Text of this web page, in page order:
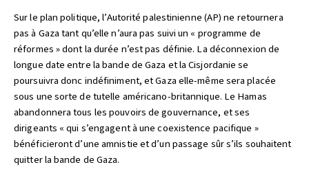
Sur le plan politique, l’Autorité palestinienne (AP) ne retournera
pas à Gaza tant qu’elle n’aura pas suivi un « programme de
réformes » dont la durée n’est pas définie. La déconnexion de
longue date entre la bande de Gaza et la Cisjordanie se
poursuivra donc indéfiniment, et Gaza elle-même sera placée
sous une sorte de tutelle américano-britannique. Le Hamas
abandonnera tous les pouvoirs de gouvernance, et ses
dirigeants « qui s’engagent à une coexistence pacifique »
bénéficieront d’une amnistie et d’un passage sûr s’ils souhaitent
quitter la bande de Gaza.